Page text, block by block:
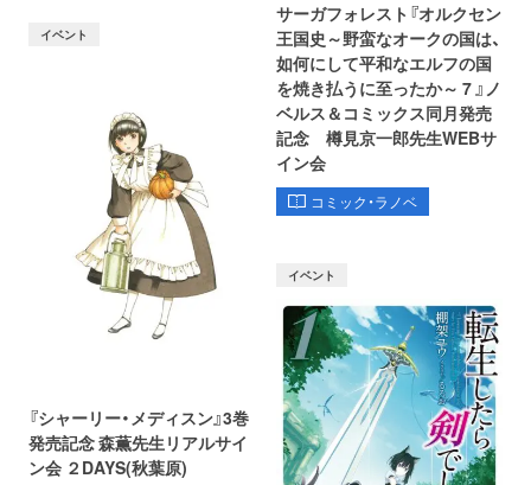
サーガフォレスト『オルクセン
王国史～野蛮なオークの国は、
如何にして平和なエルフの国
を焼き払うに至ったか～ 7 』ノ
ベルス＆コミックス同月発売
記念 樽見京一郎先生WEBサ
イン会
コミック・ラノベ
イベント
『シャーリー・メディスン』3巻
発売記念 森薫先生リアルサイ
ン会 ２DAYS(秋葉原)
イベント